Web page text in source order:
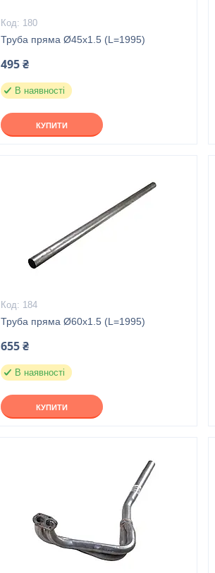
180
Труба пряма Ø45x1.5 (L=1995)
495 ₴
В наявності
КУПИТИ
184
Труба пряма Ø60x1.5 (L=1995)
655 ₴
В наявності
КУПИТИ